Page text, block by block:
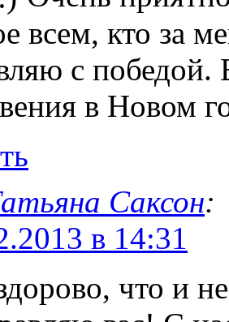
всем, кто за
с победой.
в Новом
Саксон:
в 14:31
что и